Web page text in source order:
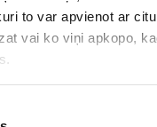
to var apvienot ar
vai ko viņi apkopo,
товарами, где
клиента
vashego